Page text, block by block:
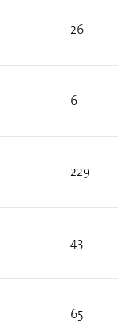
26
6
229
43
65